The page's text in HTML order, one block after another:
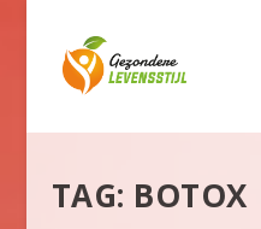
TAG: BOTOX